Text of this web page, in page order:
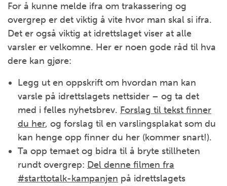
For å kunne melde ifra om trakassering og
overgrep er det viktig å vite hvor man skal si ifra.
Det er også viktig at idrettslaget viser at alle
varsler er velkomne. Her er noen gode råd til hva
dere kan gjøre:
Legg ut en oppskrift om hvordan man kan
varsle på idrettslagets nettsider – og ta det
med i felles nyhetsbrev. Forslag til tekst finner
du her, og forslag til en varslingsplakat som du
kan henge opp finner du her (kommer snart!).
Ta opp temaet og bidra til å bryte stillheten
rundt overgrep: Del denne filmen fra
#starttotalk-kampanjen på idrettslagets